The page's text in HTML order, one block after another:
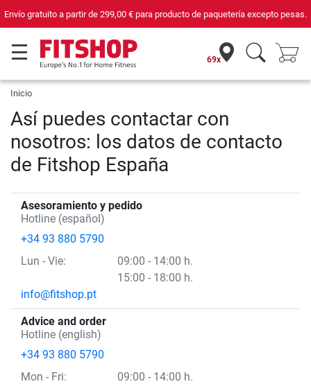
Envío gratuito a partir de 299,00 € para producto de paquetería excepto pesas.
69x
Inicio
Así puedes contactar con
nosotros: los datos de contacto
de Fitshop España
Asesoramiento y pedido
Hotline (español)
+34 93 880 5790
Lun - Vie:
09:00 - 14:00 h.
15:00 - 18:00 h.
info@fitshop.pt
Advice and order
Hotline (english)
+34 93 880 5790
Mon - Fri:
09:00 - 14:00 h.